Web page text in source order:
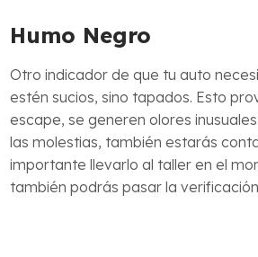
Humo Negro
Otro indicador de que tu auto
estén sucios, sino tapados. Esto
escape, se generen olores
las molestias, también estarás
importante llevarlo al taller en el
también podrás pasar la